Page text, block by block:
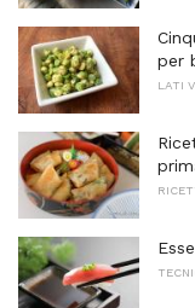
per
LATI